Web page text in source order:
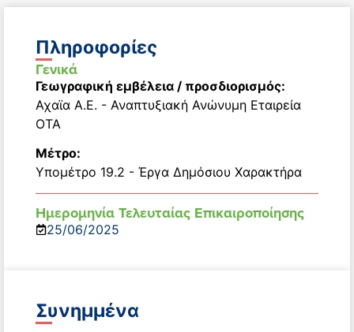
Πληροφορίες
Γενικά
Γεωγραφική εμβέλεια / προσδιορισμός:
Αχαϊα Α.Ε. - Αναπτυξιακή Ανώνυμη Εταιρεία
ΟΤΑ
Μέτρο:
Υπομέτρο 19.2 - Έργα Δημόσιου Χαρακτήρα
Ημερομηνία Τελευταίας Επικαιροποίησης
25/06/2025
Συνημμένα